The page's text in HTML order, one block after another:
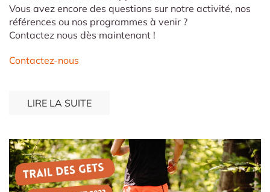
Vous avez encore des questions sur notre activité, nos
références ou nos programmes à venir ?
Contactez nous dès maintenant !
Contactez-nous
LIRE LA SUITE